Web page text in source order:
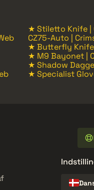
★ Stiletto Knife |
CZ75-Auto |
★ Butterfly Knife
★ M9 Bayonet |
★ Shadow
★ Specialist